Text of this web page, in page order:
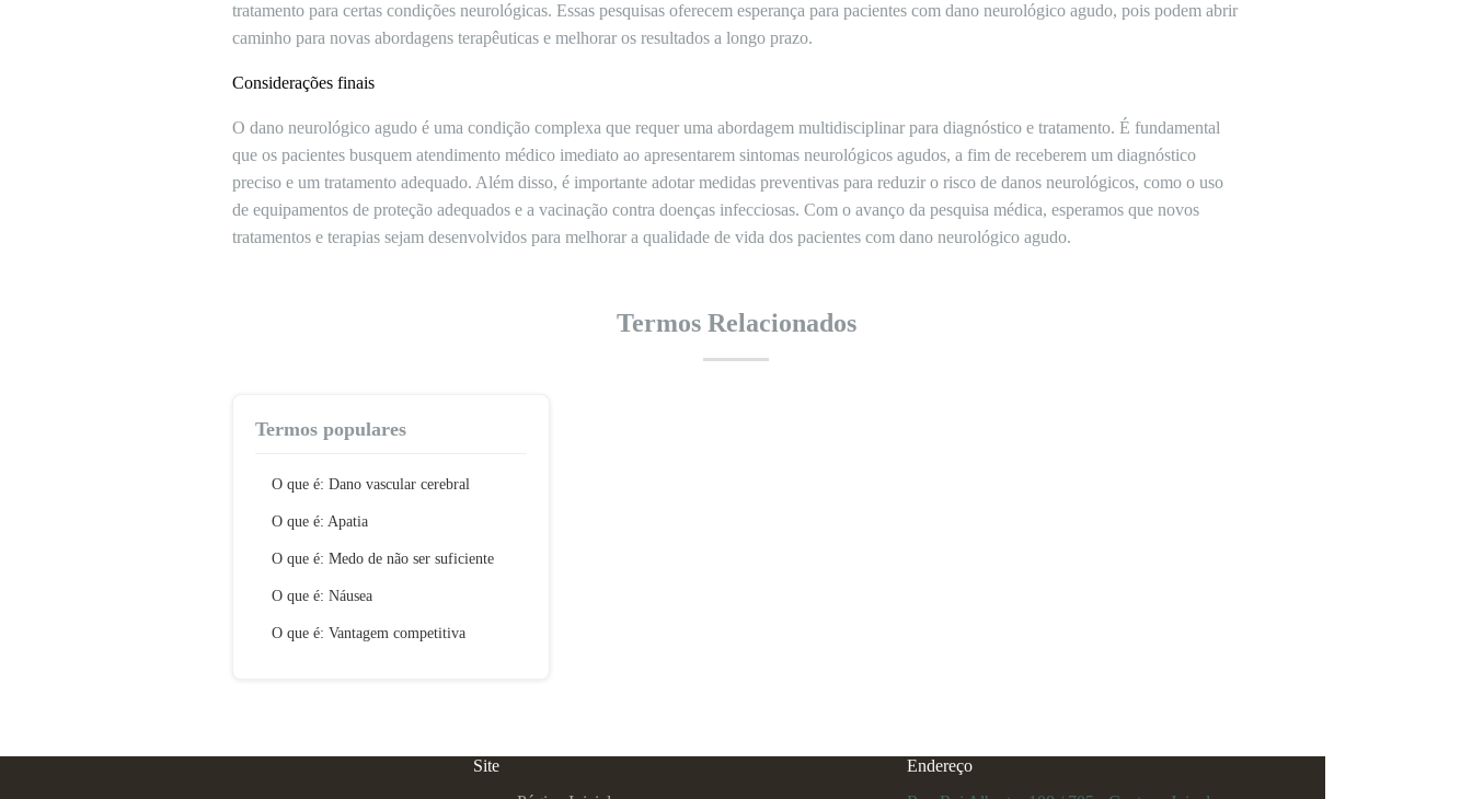
tratamento para certas condições neurológicas. Essas pesquisas oferecem esperança para pacientes com dano neurológico agudo, pois podem abrir
caminho para novas abordagens terapêuticas e melhorar os resultados a longo prazo.
Considerações finais
O dano neurológico agudo é uma condição complexa que requer uma abordagem multidisciplinar para diagnóstico e tratamento. É fundamental
que os pacientes busquem atendimento médico imediato ao apresentarem sintomas neurológicos agudos, a fim de receberem um diagnóstico
preciso e um tratamento adequado. Além disso, é importante adotar medidas preventivas para reduzir o risco de danos neurológicos, como o uso
de equipamentos de proteção adequados e a vacinação contra doenças infecciosas. Com o avanço da pesquisa médica, esperamos que novos
tratamentos e terapias sejam desenvolvidos para melhorar a qualidade de vida dos pacientes com dano neurológico agudo.
Termos Relacionados
Termos populares
O que é: Dano vascular cerebral
O que é: Apatia
O que é: Medo de não ser suficiente
O que é: Náusea
O que é: Vantagem competitiva
Site
Endereço